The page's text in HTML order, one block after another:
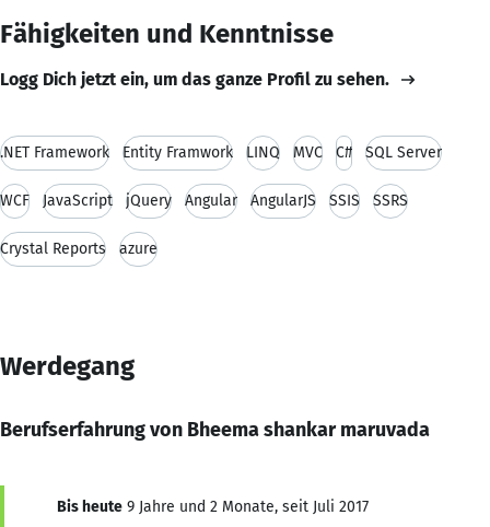
Fähigkeiten und Kenntnisse
Logg Dich jetzt ein, um das ganze Profil zu sehen.
.NET Framework Entity Framwork LINQ MVC C# SQL Server
WCF JavaScript jQuery Angular AngularJS SSIS SSRS
Crystal Reports azure
Werdegang
Berufserfahrung von Bheema shankar maruvada
Bis heute 9 Jahre und 2 Monate, seit Juli 2017